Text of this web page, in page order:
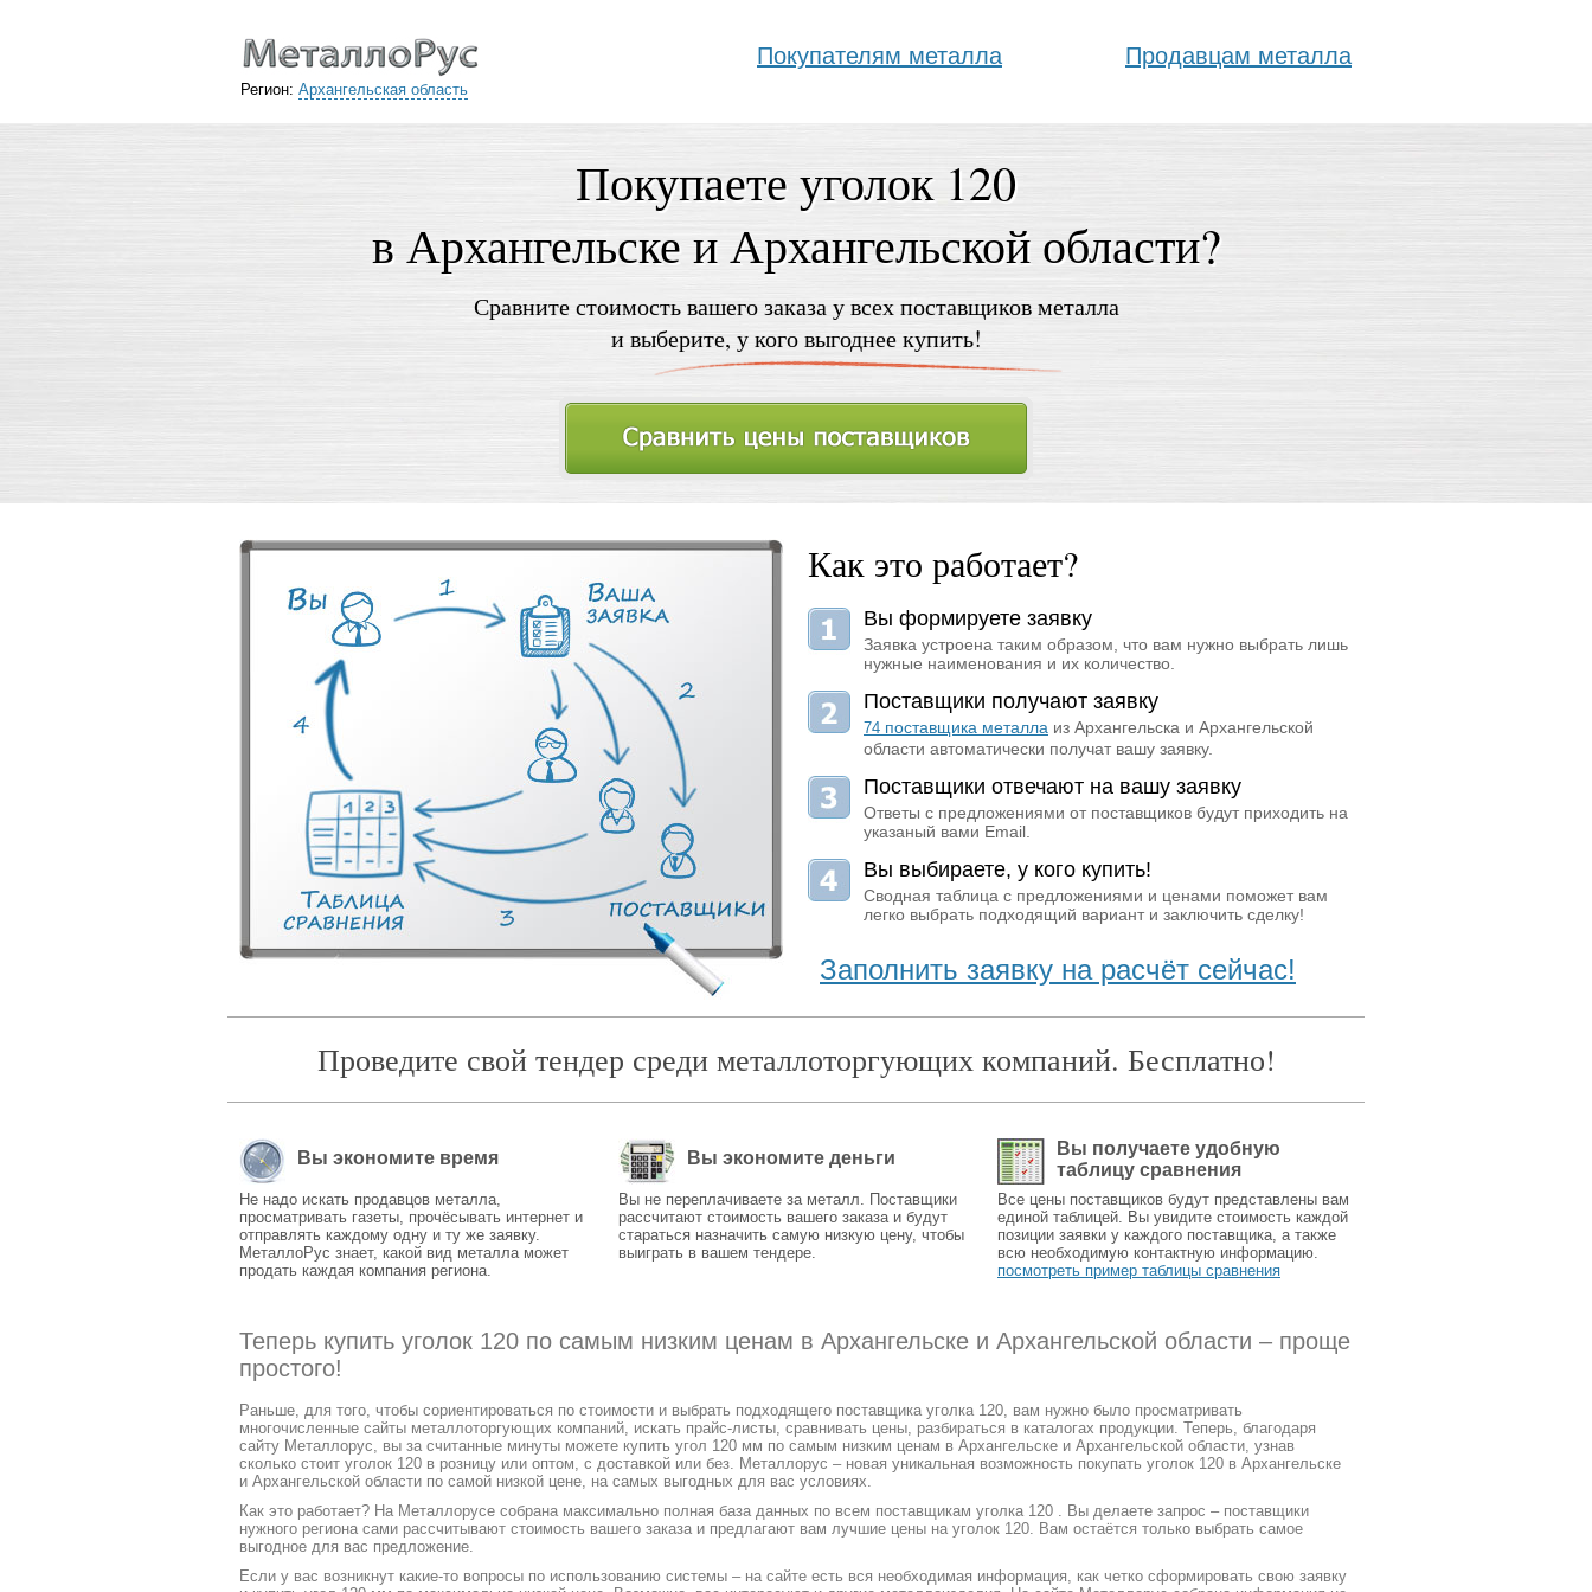
Регион: Архангельская область
Покупателям металла Продавцам металла
Покупаете уголок 120
в Архангельске и Архангельской области?
Сравните стоимость вашего заказа у всех поставщиков металла
и выберите, у кого выгоднее купить!
Как это работает?
Вы формируете заявку
Заявка устроена таким образом, что вам нужно выбрать лишь
нужные наименования и их количество.
Поставщики получают заявку
74 поставщика металла из Архангельска и Архангельской
области автоматически получат вашу заявку.
Поставщики отвечают на вашу заявку
Ответы с предложениями от поставщиков будут приходить на
указаный вами Email.
Вы выбираете, у кого купить!
Сводная таблица с предложениями и ценами поможет вам
легко выбрать подходящий вариант и заключить сделку!
Заполнить заявку на расчёт сейчас!
Проведите свой тендер среди металлоторгующих компаний. Бесплатно!
Вы экономите время
Не надо искать продавцов металла,
просматривать газеты, прочёсывать интернет и
отправлять каждому одну и ту же заявку.
МеталлоРус знает, какой вид металла может
продать каждая компания региона.
Вы экономите деньги
Вы не переплачиваете за металл. Поставщики
рассчитают стоимость вашего заказа и будут
стараться назначить самую низкую цену, чтобы
выиграть в вашем тендере.
Вы получаете удобную
таблицу сравнения
Все цены поставщиков будут представлены вам
единой таблицей. Вы увидите стоимость каждой
позиции заявки у каждого поставщика, а также
всю необходимую контактную информацию.
посмотреть пример таблицы сравнения
Теперь купить уголок 120 по самым низким ценам в Архангельске и Архангельской области – проще
простого!
Раньше, для того, чтобы сориентироваться по стоимости и выбрать подходящего поставщика уголка 120, вам нужно было просматривать
многочисленные сайты металлоторгующих компаний, искать прайс-листы, сравнивать цены, разбираться в каталогах продукции. Теперь, благодаря
сайту Металлорус, вы за считанные минуты можете купить угол 120 мм по самым низким ценам в Архангельске и Архангельской области, узнав
сколько стоит уголок 120 в розницу или оптом, с доставкой или без. Металлорус – новая уникальная возможность покупать уголок 120 в Архангельске
и Архангельской области по самой низкой цене, на самых выгодных для вас условиях.
Как это работает? На Металлорусе собрана максимально полная база данных по всем поставщикам уголка 120 . Вы делаете запрос – поставщики
нужного региона сами рассчитывают стоимость вашего заказа и предлагают вам лучшие цены на уголок 120. Вам остаётся только выбрать самое
выгодное для вас предложение.
Если у вас возникнут какие-то вопросы по использованию системы – на сайте есть вся необходимая информация, как четко сформировать свою заявку